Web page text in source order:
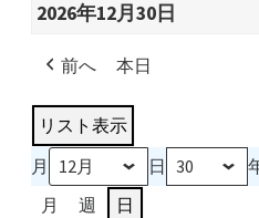
2025.9.30 市民エネルギー
2026.5.3 原発を止めた町
2026.5.6 テレビと原発報道
2026.5.15 原発をとめた人
2026年12月30日
前へ 本日
リスト 表示
月
日
月
週
日